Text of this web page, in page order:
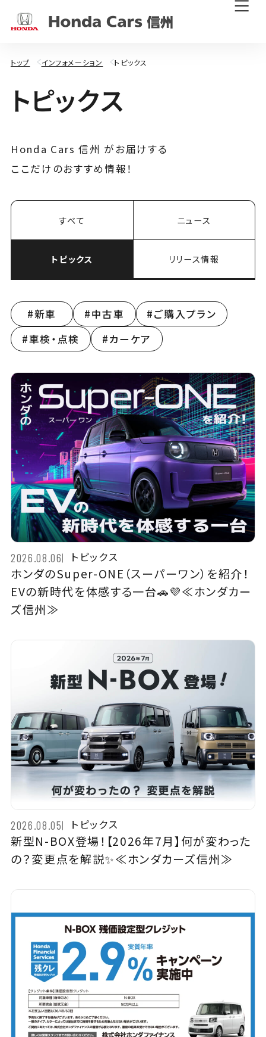
トップ インフォメーション トピックス
トピックス
Honda Cars 信州 がお届けする
ここだけのおすすめ情報！
すべて ニュース
トピックス リリース情報
新車 中古車
ご購入プラン
車検・点検
カーケア
2026.08.06 トピックス
ホンダのSuper-ONE（スーパーワン）を紹介！
EVの新時代を体感する一台🚗💜≪ホンダカー
ズ信州≫
2026.08.05 トピックス
新型N-BOX登場！【2026年7月】何が変わった
の？変更点を解説✨≪ホンダカーズ信州≫